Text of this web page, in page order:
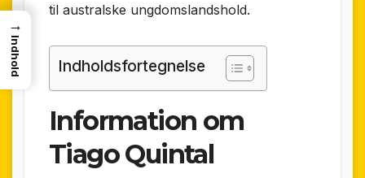
til australske ungdomslandshold.
Indholdsfortegnelse
Information om
Tiago Quintal
→
Indhold